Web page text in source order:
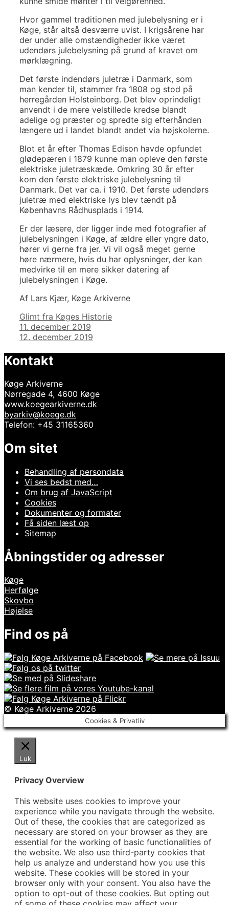
Hvor gammel traditionen med julebelysning er i
Køge, står altså desværre uvist. I krigsårene har
der under alle omstændigheder ikke været
udendørs julebelysning på grund af kravet om
mørklægning.
Det første indendørs juletræ i Danmark, som
man kender til, stammer fra 1808 og stod på
herregården Holsteinborg. Det blev oprindeligt
anvendt i de mere velstillede kredse blandt
adelige og præster og spredte sig efterhånden
længere ud i landet blandt andet via højskolerne.
Blot et år efter Thomas Edison havde opfundet
glødepæren i 1879 kunne man opleve den første
elektriske juletræskæde. Omkring 30 år efter
kom den første elektriske julebelysning til
Danmark. Det var ca. i 1910. Det første udendørs
juletræ med elektriske lys blev tændt på
Københavns Rådhusplads i 1914.
Er der læsere, der ligger inde med fotografier af
julebelysningen i Køge, af ældre eller yngre dato,
hører vi gerne fra jer. Vi vil også meget gerne
høre nærmere, hvis du har oplysninger, der kan
medvirke til en mere sikker datering af
julebelysningen i Køge.
Af Lars Kjær, Køge Arkiverne
Kategorier
Glimt fra Køges Historie
Indlægsnavigation
11. december 2019
12. december 2019
Kontakt
Køge Arkiverne
Nørregade 4, 4600 Køge
www.koegearkiverne.dk
byarkiv@koege.dk
Telefon: +45 31165360
Om sitet
Behandling af persondata
Vi ses bedst med…
Om brug af JavaScript
Cookies
Dokumenter og formater
Få siden læst op
Sitemap
Åbningstider og adresser
Køge
Herfølge
Skovbo
Højelse
Find os på
© Køge Arkiverne 2026
Cookies & Privatliv
Luk
Privacy Overview
This website uses cookies to improve your
experience while you navigate through the website.
Out of these, the cookies that are categorized as
necessary are stored on your browser as they are
essential for the working of basic functionalities of
the website. We also use third-party cookies that
help us analyze and understand how you use this
website. These cookies will be stored in your
browser only with your consent. You also have the
option to opt-out of these cookies. But opting out